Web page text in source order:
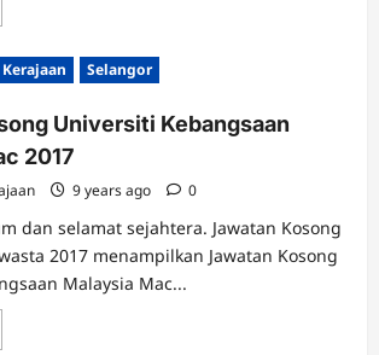
Selangor
Universiti Kebangsaan
2017
9 years ago 0
dan selamat sejahtera. Jawatan Kosong
2017 menampilkan Jawatan Kosong
Malaysia Mac...